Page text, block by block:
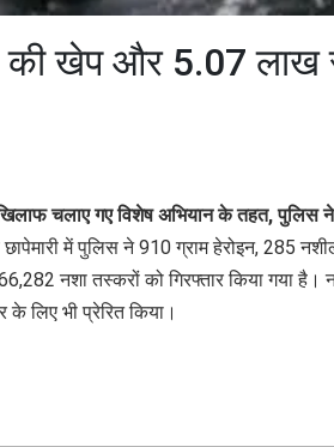
खेप और 5.07 लाख
चलाए गए विशेष अभियान के तहत, पुलिस ने
में पुलिस ने 910 ग्राम हेरोइन, 285
नशा तस्करों को गिरफ्तार किया गया
के लिए भी प्रेरित किया।